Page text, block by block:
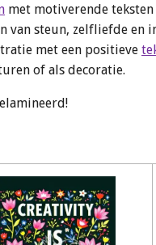
met motiverende
van steun, zelfliefde en
met een positieve
of als decoratie.